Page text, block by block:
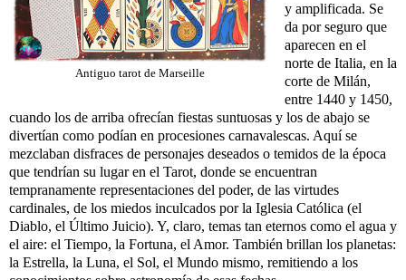
Antiguo tarot de Marseille
y amplificada. Se
da por seguro que
aparecen en el
norte de Italia, en la
corte de Milán,
entre 1440 y 1450,
cuando los de arriba ofrecían fiestas suntuosas y los de abajo se
divertían como podían en procesiones carnavalescas. Aquí se
mezclaban disfraces de personajes deseados o temidos de la época
que tendrían su lugar en el Tarot, donde se encuentran
tempranamente representaciones del poder, de las virtudes
cardinales, de los miedos inculcados por la Iglesia Católica (el
Diablo, el Último Juicio). Y, claro, temas tan eternos como el agua y
el aire: el Tiempo, la Fortuna, el Amor. También brillan los planetas:
la Estrella, la Luna, el Sol, el Mundo mismo, remitiendo a los